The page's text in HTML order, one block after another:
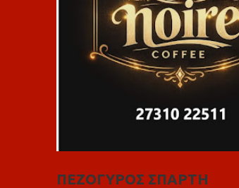
ΠΕΖΟΓΥΡΟΣ ΣΠΑΡΤΗ